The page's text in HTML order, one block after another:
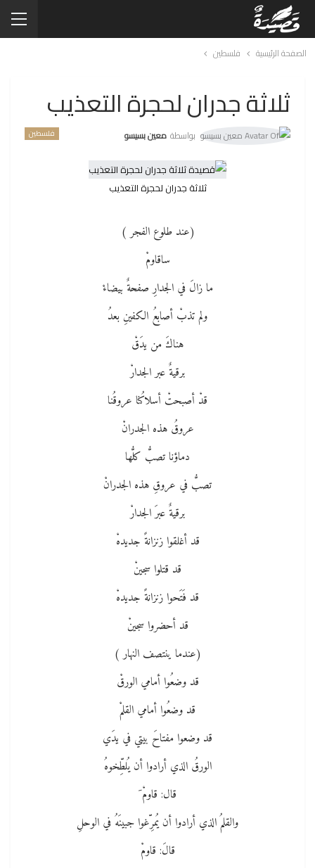
الصفحة الرئيسية فلسطين
ثلاثة جدران لحجرة التعذيب
فلسطين بواسطة معين بسيسو
ثلاثة جدران لحجرة التعذيب
(عند طلوع الفجر )
ساقاومْ
ما زالَ في الجدارِ صفحةٌ بيضاءْ
ولم تذبْ أصابعُ الكفينِ بعدُ
هناكَ من يدَقْ
برقيةٌ عبر الجدارْ
قدْ أصبحتْ أسلاكُنا عروقُنا
عروقُ هذه الجدرانْ
دماؤنا تصبُّ كلُّها
تصبُّ في عروقِ هذه الجدرانْ
برقيةٌ عبرَ الجدارْ
قد أغلقوا زنزانةً جديدهْ
قد قتلوا سجينْ
قد فَتَحوا زنزانةً جديدهْ
قد أحضروا سجينْ
(عندما ينتصف النهار )
قد وضعُوا أمامي الورقْ
قد وضعُوا أمامي القلمْ
قد وضعوا مفتاحَ بيتي في يدَي
الورقُ الذي أرادوا أن يُلطِّخوهُ
قال: قاومْ َ
والقلمُ الذي أرادوا أن يُمرِّغوا جبينَهُ في الوحلِ
قالَ: قاومْ